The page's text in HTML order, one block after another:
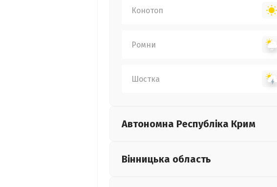
Конотоп
Ромни
Шостка
Автономна Республіка Крим
Вінницька область